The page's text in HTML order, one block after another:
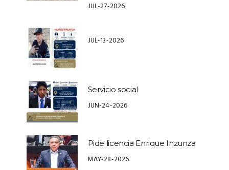
JUL-27-2026
JUL-13-2026
Servicio social
JUN-24-2026
Pide licencia Enrique Inzunza
MAY-28-2026